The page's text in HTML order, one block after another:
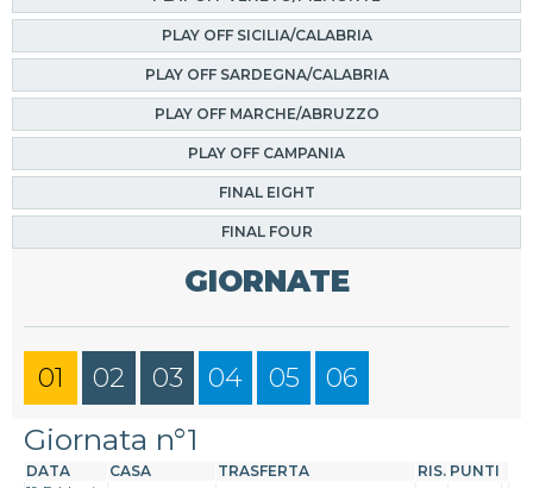
PLAY OFF SICILIA/CALABRIA
PLAY OFF SARDEGNA/CALABRIA
PLAY OFF MARCHE/ABRUZZO
PLAY OFF CAMPANIA
FINAL EIGHT
FINAL FOUR
GIORNATE
01 02 03 04 05 06
Giornata n°1
DATA CASA TRASFERTA RIS. PUNTI